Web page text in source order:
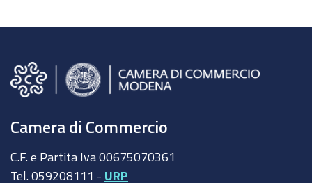
Camera di Commercio
C.F. e Partita Iva 00675070361
Tel. 059208111 - URP